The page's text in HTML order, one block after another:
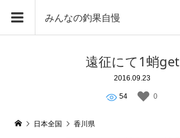
みんなの釣果自慢
遠征にて1蛸get
2016.09.23
54 0
日本全国 香川県